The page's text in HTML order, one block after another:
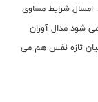
امسال شرایط مساوی
شود مدال آوران
تازه نفس هم می